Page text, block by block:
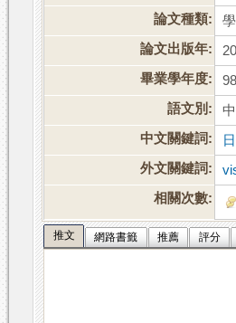
論文種類:
論文出版年:
畢業學年度:
98
語文別:
中文關鍵詞:
外文關鍵詞:
相關次數:
推文 網路書籤 推薦 評分